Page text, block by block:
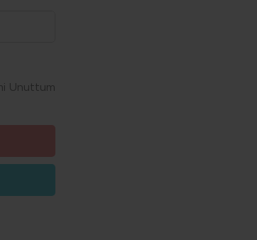
Unuttum